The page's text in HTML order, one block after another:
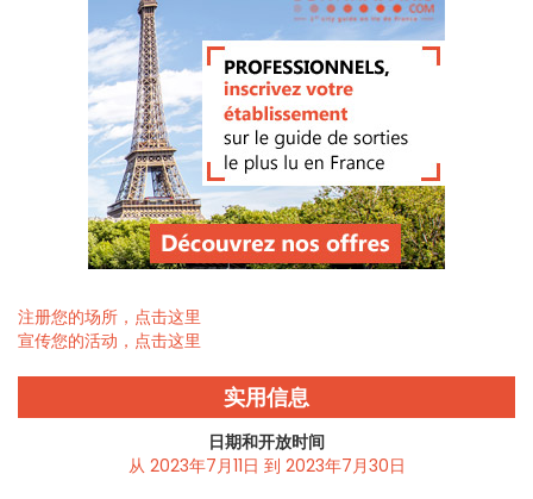
注册您的场所，点击这里
宣传您的活动，点击这里
实用信息
日期和开放时间
从 2023年7月11日 到 2023年7月30日